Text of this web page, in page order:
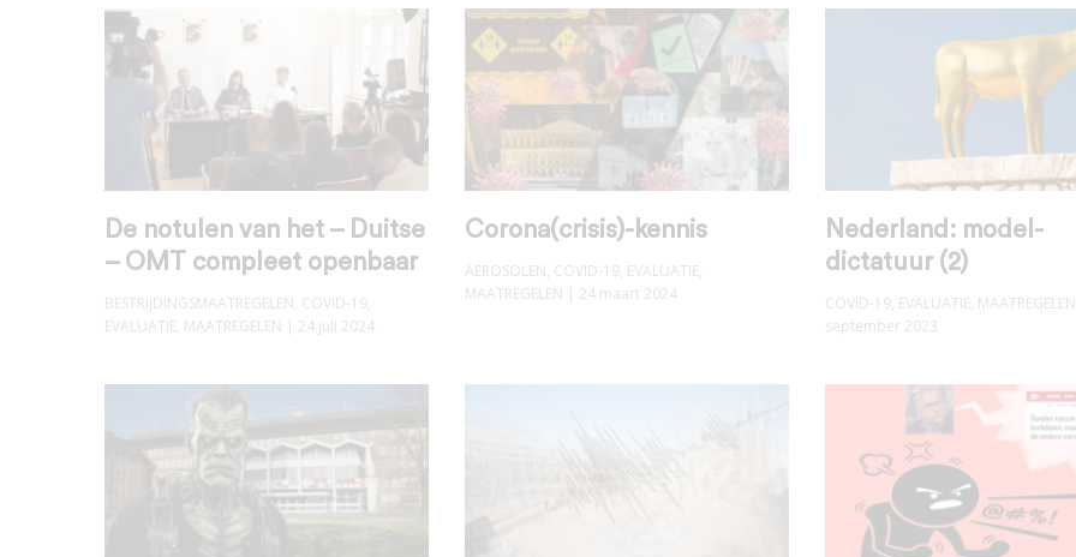
De notulen van het – Duitse
– OMT compleet openbaar
BESTRIJDINGSMAATREGELEN, COVID-19,
EVALUATIE, MAATREGELEN | 24 juli 2024
Corona(crisis)-kennis
AEROSOLEN, COVID-19, EVALUATIE,
MAATREGELEN | 24 maart 2024
Nederland: model-
dictatuur (2)
COVID-19, EVALUATIE, MAATREGELEN
september 2023